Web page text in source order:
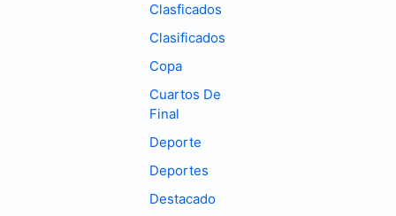
Clasficados
Clasificados
Copa
Cuartos De
Final
Deporte
Deportes
Destacado